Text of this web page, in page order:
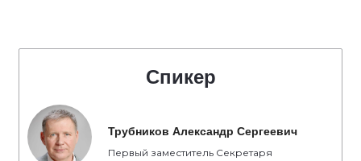
Спикер
Трубников Александр Сергеевич
Первый заместитель Секретаря